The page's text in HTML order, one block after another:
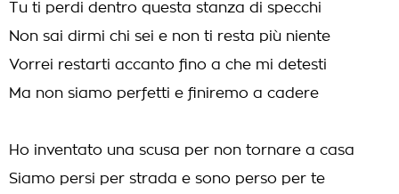
Tu ti perdi dentro questa stanza di specchi
Non sai dirmi chi sei e non ti resta più niente
Vorrei restarti accanto fino a che mi detesti
Ma non siamo perfetti e finiremo a cadere
Ho inventato una scusa per non tornare a casa
Siamo persi per strada e sono perso per te